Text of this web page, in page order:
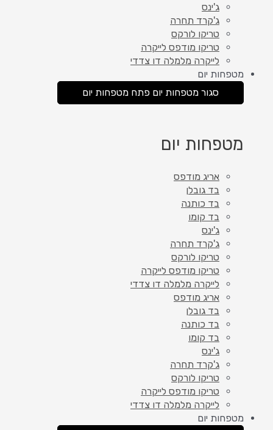
ג'ינס
ג'קרד תחרה
טריקו לורקס
טריקו מודפס לייקרה
לייקרה מלמלה דו צדדי
מטפחות יום
סגור מטפחות יום פתח מטפחות יום
מטפחות יום
אריג מודפס
בד גובלן
בד כותנה
בד קומו
ג'ינס
ג'קרד תחרה
טריקו לורקס
טריקו מודפס לייקרה
לייקרה מלמלה דו צדדי
אריג מודפס
בד גובלן
בד כותנה
בד קומו
ג'ינס
ג'קרד תחרה
טריקו לורקס
טריקו מודפס לייקרה
לייקרה מלמלה דו צדדי
מטפחות יום